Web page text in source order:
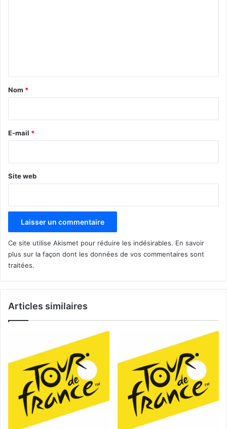
a
e
Nom *
E-mail *
Site web
Ce site utilise Akismet pour réduire les indésirables. En savoir
plus sur la façon dont les données de vos commentaires sont
traitées.
Articles similaires